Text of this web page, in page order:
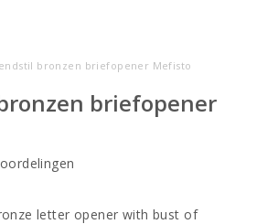
bronzen briefopener Mefisto
briefopener
letter opener with bust of